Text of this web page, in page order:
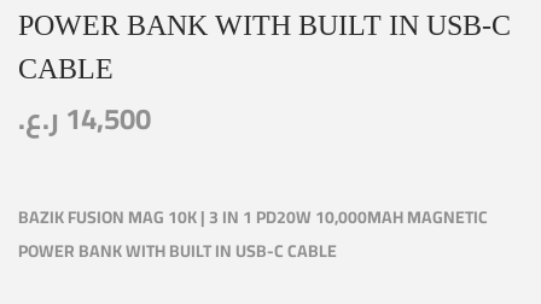
POWER BANK WITH BUILT IN USB-C
CABLE
14,500 ر.ع.
BAZIK FUSION MAG 10K | 3 IN 1 PD20W 10,000MAH MAGNETIC
POWER BANK WITH BUILT IN USB-C CABLE